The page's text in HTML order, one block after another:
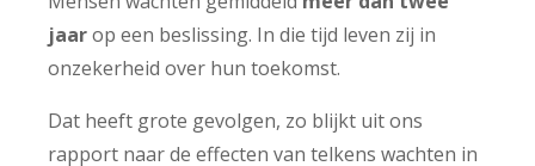
jaarop een beslissing. In die tijd leven zij in
onzekerheid over hun toekomst.
Dat heeft grote gevolgen, zo blijkt uit ons
rapport naar de effecten van telkens wachten in